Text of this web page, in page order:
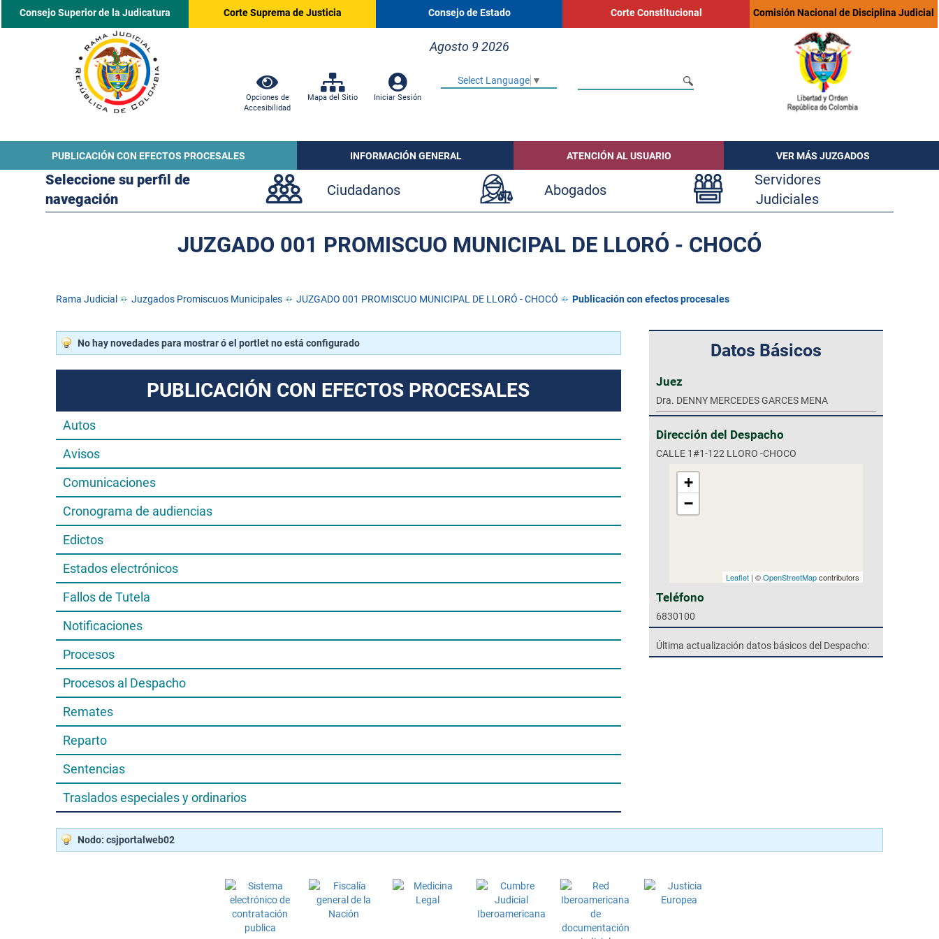
Consejo Superior de la Judicatura Corte Suprema de Justicia Consejo de Estado Corte Constitucional Comisión Nacional de Disciplina Judicial
Agosto 9 2026
Opciones de
Accesibilidad
Mapa del Sitio Iniciar Sesión
Select Language ▼
PUBLICACIÓN CON EFECTOS PROCESALES INFORMACIÓN GENERAL ATENCIÓN AL USUARIO VER MÁS JUZGADOS
Seleccione su perfil de
navegación
Ciudadanos Abogados
Servidores
Judiciales
JUZGADO 001 PROMISCUO MUNICIPAL DE LLORÓ - CHOCÓ
Rama Judicial Juzgados Promiscuos Municipales JUZGADO 001 PROMISCUO MUNICIPAL DE LLORÓ - CHOCÓ Publicación con efectos procesales
No hay novedades para mostrar ó el portlet no está configurado
PUBLICACIÓN CON EFECTOS PROCESALES
Autos
Avisos
Comunicaciones
Cronograma de audiencias
Edictos
Estados electrónicos
Fallos de Tutela
Notificaciones
Procesos
Procesos al Despacho
Remates
Reparto
Sentencias
Traslados especiales y ordinarios
Datos Básicos
Juez
Dra. DENNY MERCEDES GARCES MENA
Dirección del Despacho
CALLE 1#1-122 LLORO -CHOCO
+
−
Leaflet | ©OpenStreetMapcontributors
Teléfono
6830100
Última actualización datos básicos del Despacho:
Nodo: csjportalweb02